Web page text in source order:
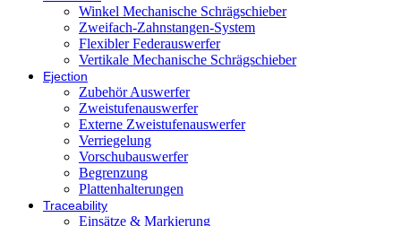
Winkel Mechanische Schrägschieber
Zweifach-Zahnstangen-System
Flexibler Federauswerfer
Vertikale Mechanische Schrägschieber
Ejection
Zubehör Auswerfer
Zweistufenauswerfer
Externe Zweistufenauswerfer
Verriegelung
Vorschubauswerfer
Begrenzung
Plattenhalterungen
Traceability
Einsätze & Markierung